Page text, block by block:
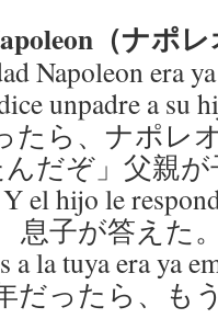
（ナポ
Napoleon era
unpadre a su
たら、ナポレ
だぞ」父親
Y el hijo le
息子が答えた
la tuya era ya
だったら、も